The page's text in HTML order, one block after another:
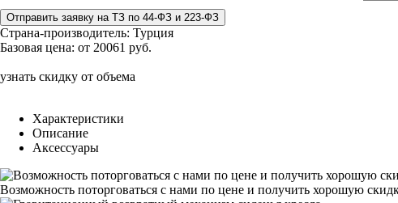
Страна-производитель: Турция
Базовая цена: от 20061 руб.
узнать скидку от объема
Характеристики
Описание
Аксессуары
Возможность поторговаться с нами по цене и получить хорошую